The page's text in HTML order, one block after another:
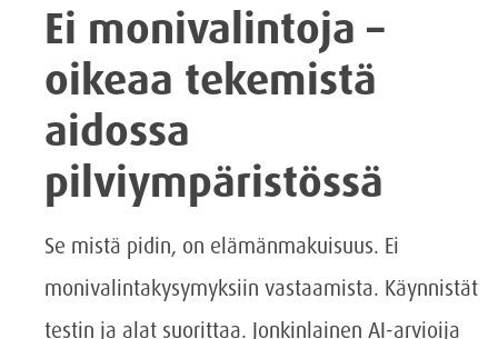
Ei monivalintoja –
oikeaa tekemistä
aidossa
pilviympäristössä
Se mistä pidin, on elämänmakuisuus. Ei
monivalintakysymyksiin vastaamista. Käynnistät
testin ja alat suorittaa. Jonkinlainen AI-arvioija